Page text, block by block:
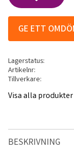
Lagerstatus
Artikelnr
Tillverkare
Visa alla
GE ETT
BESKRIVNING